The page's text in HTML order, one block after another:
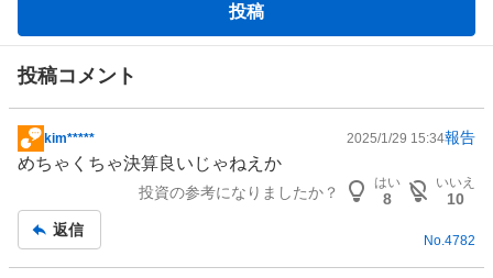
板
投稿
投稿コメント
掲
示
事
kim***** 2025/1/29 15:34報告
めちゃくちゃ決算良いじゃねえか
投資の参考になりましたか？
はい
8
いいえ
10
返信
No.4782